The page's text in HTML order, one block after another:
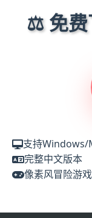
⚖️ 免
支持Windows/
完整中文版本
像素风冒险游戏